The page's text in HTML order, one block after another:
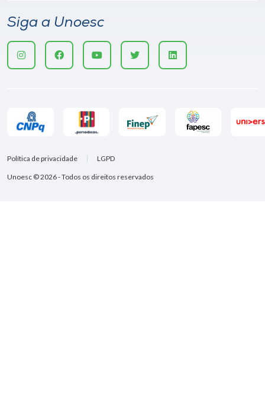
Siga a Unoesc
Unoesc © 2026 - Todos os direitos reservados
Política de privacidade LGPD